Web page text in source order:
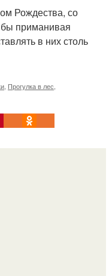
Рождества, со
бы приманивая
в них столь
, Прогулка в лес,